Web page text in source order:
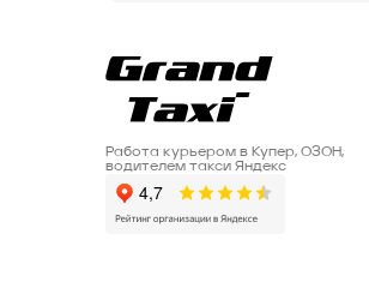
Работа курьером в Купер, ОЗОН,
водителем такси Яндекс